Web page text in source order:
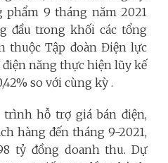
phẩm 9 tháng năm 2021
đầu trong khối các tổng
thuộc Tập đoàn Điện lực
năng thực hiện lũy kế
so với cùng kỳ .
trình hỗ trợ giá bán điện,
hàng đến tháng 9-2021,
tỷ đồng doanh thu. Dự